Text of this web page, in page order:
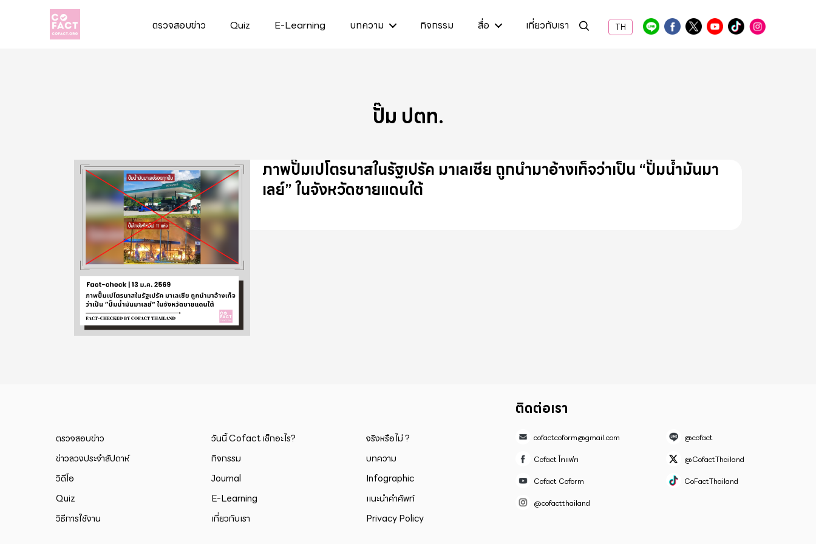
ตรวจสอบข่าว Quiz E-Learning บทความ กิจกรรม สื่อ เกี่ยวกับเรา TH
ปั๊ม ปตท.
ภาพปั๊มเปโตรนาสในรัฐเปรัค มาเลเซีย ถูกนำมาอ้างเท็จว่าเป็น “ปั๊มน้ำมันมา
เลย์” ในจังหวัดชายแดนใต้
ตรวจสอบข่าว วันนี้ Cofact เช็กอะไร?
จริงหรือไม่ ?
ข่าวลวงประจำสัปดาห์
กิจกรรม
บทความ
วิดีโอ
Journal
Infographic
Quiz
E-Learning
แนะนำคำศัพท์
วิธีการใช้งาน
เกี่ยวกับเรา Privacy Policy
ติดต่อเรา
cofactcoform@gmail.com
@cofact
Cofact โคแฟค
@CofactThailand
Cofact Coform
CoFactThailand
@cofactthailand